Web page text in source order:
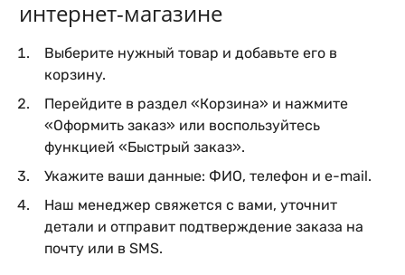
интернет-магазине
Выберите нужный товар и добавьте его в
корзину.
Перейдите в раздел «Корзина» и нажмите
«Оформить заказ» или воспользуйтесь
функцией «Быстрый заказ».
Укажите ваши данные: ФИО, телефон и e-mail.
Наш менеджер свяжется с вами, уточнит
детали и отправит подтверждение заказа на
почту или в SMS.